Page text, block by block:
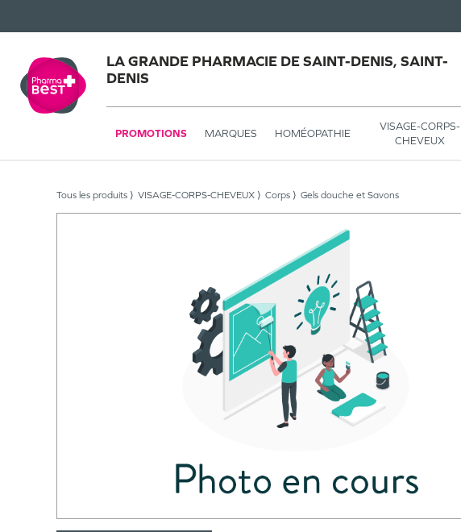
LA GRANDE PHARMACIE DE SAINT-DENIS, SAINT-
DENIS
PROMOTIONS MARQUES HOMÉOPATHIE
VISAGE-CORPS-
CHEVEUX
Tous les produits VISAGE-CORPS-CHEVEUX Corps Gels douche et Savons